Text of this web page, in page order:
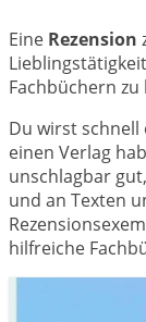
Eine Rezension
Fachbüchern
Du wirst schnell
einen Verlag
unschlagbar
und an Texten
hilfreiche